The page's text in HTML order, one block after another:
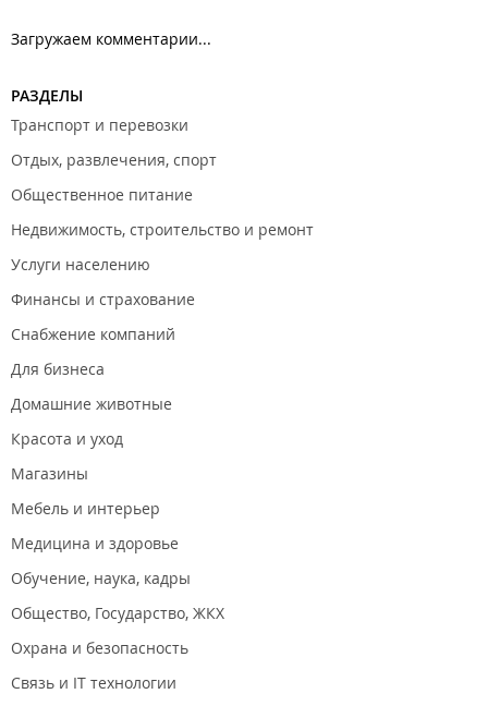
Загружаем комментарии...
РАЗДЕЛЫ
Транспорт и перевозки
Отдых, развлечения, спорт
Общественное питание
Недвижимость, строительство и ремонт
Услуги населению
Финансы и страхование
Снабжение компаний
Для бизнеса
Домашние животные
Красота и уход
Магазины
Мебель и интерьер
Медицина и здоровье
Обучение, наука, кадры
Общество, Государство, ЖКХ
Охрана и безопасность
Связь и IT технологии